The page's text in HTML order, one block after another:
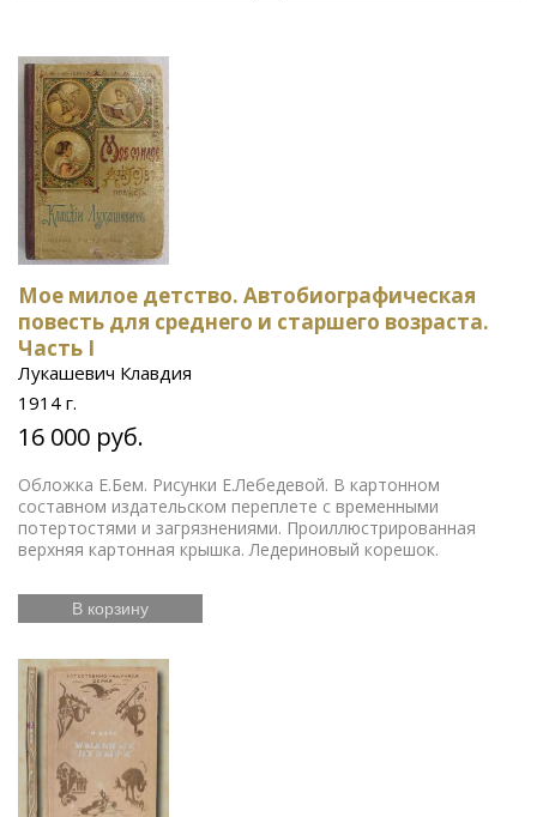
Мое милое детство. Автобиографическая
повесть для среднего и старшего возраста.
Часть I
Лукашевич Клавдия
1914 г.
16 000 руб.
Обложка Е.Бем. Рисунки Е.Лебедевой. В картонном
составном издательском переплете с временными
потертостями и загрязнениями. Проиллюстрированная
верхняя картонная крышка. Ледериновый корешок.
В корзину